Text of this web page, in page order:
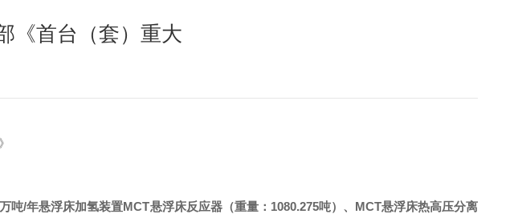
《首台（套）重大
万吨/年悬浮床加氢装置MCT悬浮床反应器（重量： 1080.275吨）、 MCT悬浮床热高压分离